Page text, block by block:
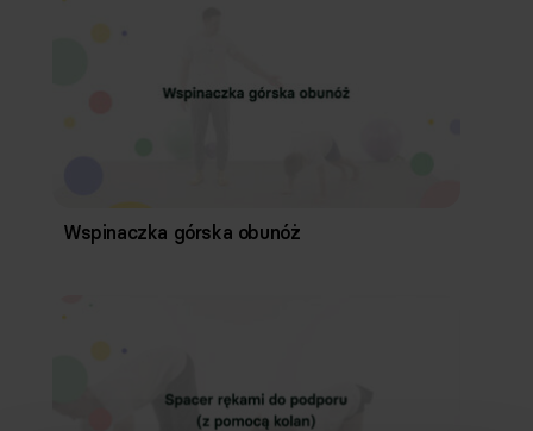
Wspinaczka górska obunóż